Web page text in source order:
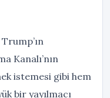
Kanalı’nın
istemesi gibi hem
bir yayılmacı